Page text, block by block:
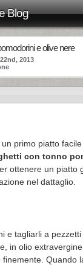
Blog
e olive nere
2013
primo piatto
con tonno
ottenere un piatto
nel dattaglio.
e tagliarli a
in olio
Quando